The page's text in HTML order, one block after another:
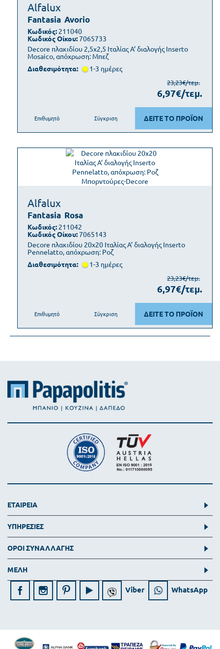
Alfalux
Fantasia Avorio
Decore πλακιδίου 2,5x2,5 Ιταλίας Α’ διαλογής Inserto
Mosaico, απόχρωση: Μπεζ
Κωδικός: 211040
Κωδικός Οίκου:7065733
Διαθεσιμότητα: 1-3 ημέρες
23,23€/τεμ.
6,97€/τεμ.
ΔΕΙΤΕ ΤΟ ΠΡΟΪΟΝ
Επιθυμητό Σύγκριση
Alfalux
Fantasia Rosa
Decore πλακιδίου 20x20 Ιταλίας Α’ διαλογής Inserto
Pennelatto, απόχρωση: Ροζ
Κωδικός: 211042
Κωδικός Οίκου:7065143
Διαθεσιμότητα: 1-3 ημέρες
23,23€/τεμ.
6,97€/τεμ.
ΔΕΙΤΕ ΤΟ ΠΡΟΪΟΝ
Επιθυμητό Σύγκριση
ΕΤΑΙΡΕΙΑ
ΥΠΗΡΕΣΙΕΣ
ΟΡΟΙ ΣΥΝΑΛΛΑΓΗΣ
ΜΕΛΗ
Viber WhatsApp